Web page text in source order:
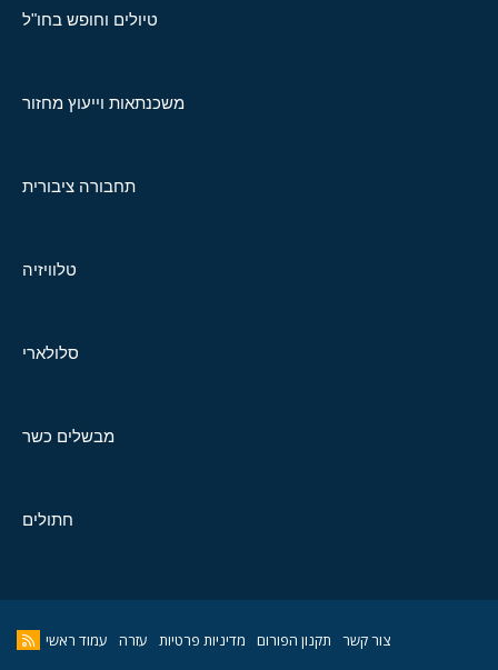
טיולים וחופש בחו"ל
משכנתאות וייעוץ מחזור
תחבורה ציבורית
טלוויזיה
סלולארי
מבשלים כשר
חתולים
צור קשר תקנון הפורום מדיניות פרטיות עזרה עמוד ראשי